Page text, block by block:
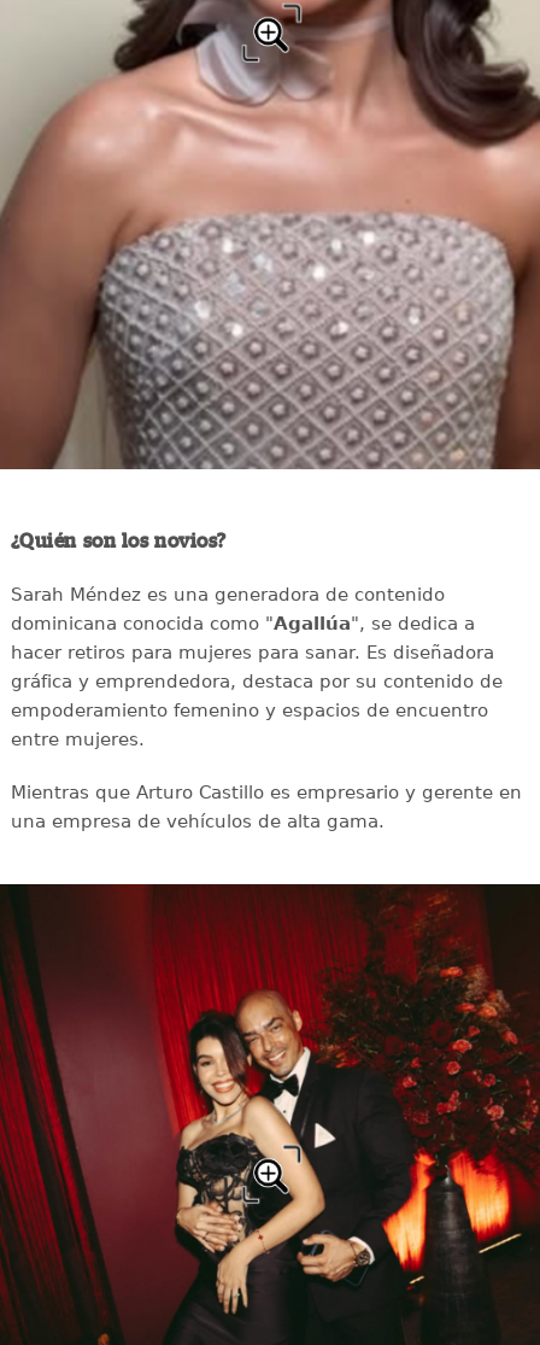
¿Quién son los novios?
Sarah Méndez es una generadora de contenido
dominicana conocida como "Agallúa", se dedica a
hacer retiros para mujeres para sanar. Es diseñadora
gráfica y emprendedora, destaca por su contenido de
empoderamiento femenino y espacios de encuentro
entre mujeres.
Mientras que Arturo Castillo es empresario y gerente en
una empresa de vehículos de alta gama.